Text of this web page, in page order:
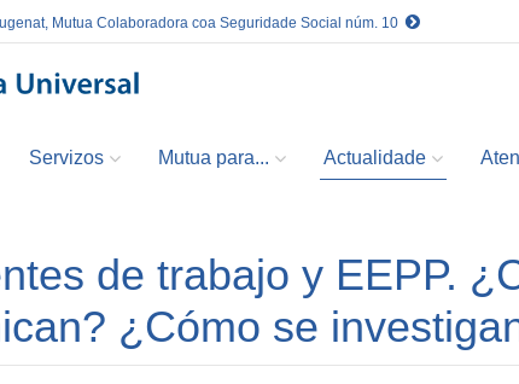
Mutua Colaboradora coa Seguridade Social núm. 10
Servizos Mutua para... Actualidade
de trabajo y EEPP.
¿Cómo se